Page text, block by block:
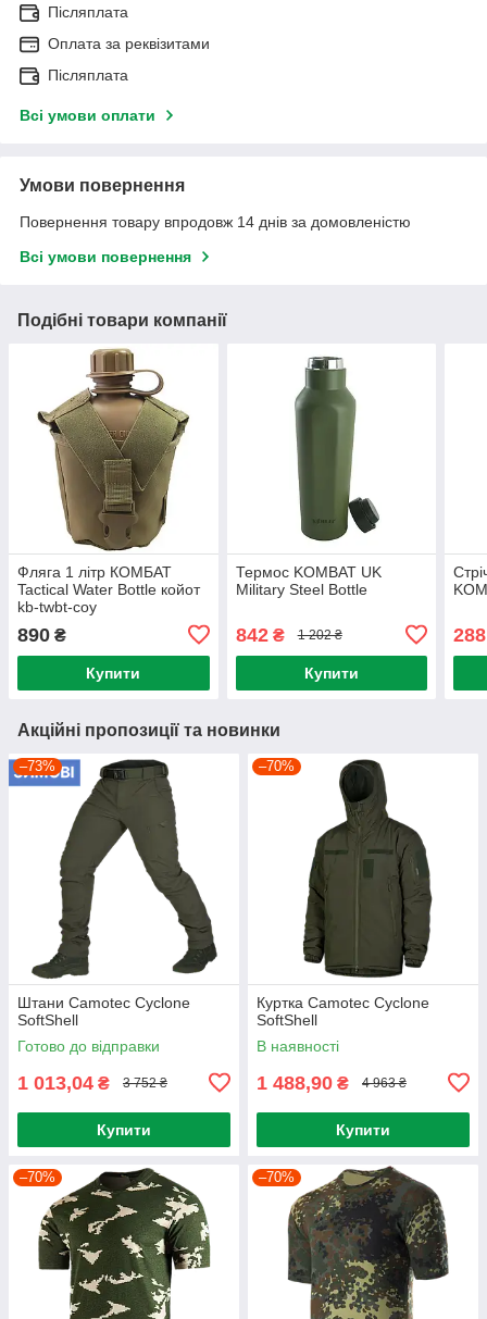
Післяплата
Оплата за реквізитами
Післяплата
Всі умови оплати
Умови повернення
Повернення товару впродовж 14 днів за домовленістю
Всі умови повернення
Подібні товари компанії
Фляга 1 літр КОМБАТ
Tactical Water Bottle койот
kb-twbt-coy
890 ₴
Купити
Термос KOMBAT UK
Military Steel Bottle
842₴ 1 202 ₴
Купити
288
Акційні пропозиції та новинки
–73%
Штани Camotec Cyclone
SoftShell
Готово до відправки
1 013,04 ₴ 3 752 ₴
Купити
–70%
Куртка Camotec Cyclone
SoftShell
В наявності
1 488,90 ₴ 4 963 ₴
Купити
–70% –70%